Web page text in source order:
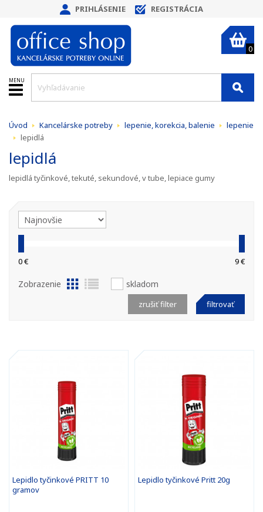
PRIHLÁSENIE REGISTRÁCIA
0
MENU
Úvod Kancelárske potreby lepenie, korekcia, balenie
lepenie
lepidlá
lepidlá
lepidlá tyčinkové, tekuté, sekundové, v tube, lepiace gumy
0 € 9 €
Zobrazenie skladom
filtrovať
zrušiť filter
Lepidlo tyčinkové PRITT 10
gramov
Lepidlo tyčinkové Pritt 20g